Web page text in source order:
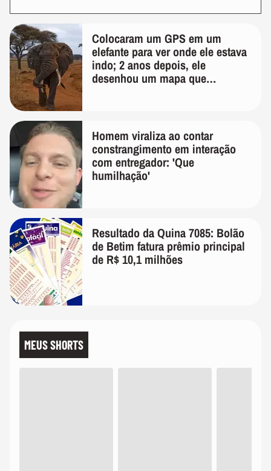
Colocaram um GPS em um
elefante para ver onde ele estava
indo; 2 anos depois, ele
desenhou um mapa que
Homem viraliza ao contar
constrangimento em interação
com entregador: 'Que
humilhação'
Resultado da Quina 7085: Bolão
de Betim fatura prêmio principal
de R$ 10,1 milhões
MEUS SHORTS